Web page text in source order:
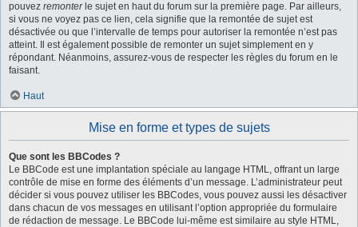
pouvez remonterle sujet en haut du forum sur la première page. Par ailleurs,
si vous ne voyez pas ce lien, cela signifie que la remontée de sujet est
désactivée ou que l’intervalle de temps pour autoriser la remontée n’est pas
atteint. Il est également possible de remonter un sujet simplement en y
répondant. Néanmoins, assurez-vous de respecter les règles du forum en le
faisant.
Haut
Mise en forme et types de sujets
Que sont les BBCodes ?
Le BBCode est une implantation spéciale au langage HTML, offrant un large
contrôle de mise en forme des éléments d’un message. L’administrateur peut
décider si vous pouvez utiliser les BBCodes, vous pouvez aussi les désactiver
dans chacun de vos messages en utilisant l’option appropriée du formulaire
de rédaction de message. Le BBCode lui-même est similaire au style HTML,